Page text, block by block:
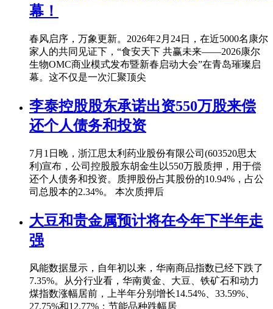
幕！
春风启序，万象更新。2026年2月24日，在近5000名康尔
家人的共同见证下，“食安天下 共赢未来——2026康尔
生物OMC商业模式发布暨新春启动大会”在青岛璀璨启
幕。这不仅是一次汇聚顶尖
李泰控股股东承诺出资550万股来偿
还个人债务和投资
7月1日晚，浙江思太利药业股份有限公司(603520思太
利)宣布，公司控股股东胡金生以550万股质押，用于偿
还个人债务和投资。质押股份占其股份的10.94%，占公
司总股本的2.34%。 本次质押后
大豆和贵金属预计将在今年下半年走
强
风能数据显示，自年初以来，华南商品指数已经下跌了
7.35%。从分行业看，华南黄金、大豆、铁矿石和动力
煤指数涨幅居前，上半年分别增长14.54%、33.59%、
27.75%和12.77%；节能品种跌幅居